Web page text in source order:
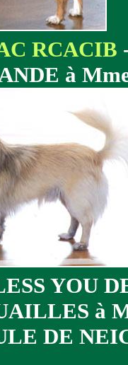
RCACIB
à
YOU
à
DE